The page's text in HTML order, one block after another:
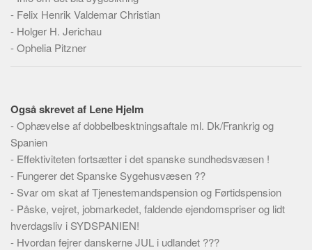
Skribenter
Personer
Steder
Webstedet
Forhistorien
Redigering
Tekstannoncer
Bannere
Hjælp
- Felix Henrik Valdemar Christian
- Holger H. Jerichau
-Ophelia Pitzner
Også skrevet af Lene Hjelm
-Ophævelse af dobbelbesktningsaftale ml. Dk/Frankrig og
Spanien
- Effektiviteten fortsætter i det spanske sundhedsvæsen !
- Fungerer det Spanske Sygehusvæsen ??
- Svar om skat af Tjenestemandspension og Førtidspension
- Påske, vejret, jobmarkedet, faldende ejendomspriser og lidt
hverdagsliv i SYDSPANIEN!
- Hvordan fejrer danskerne JUL i udlandet ???